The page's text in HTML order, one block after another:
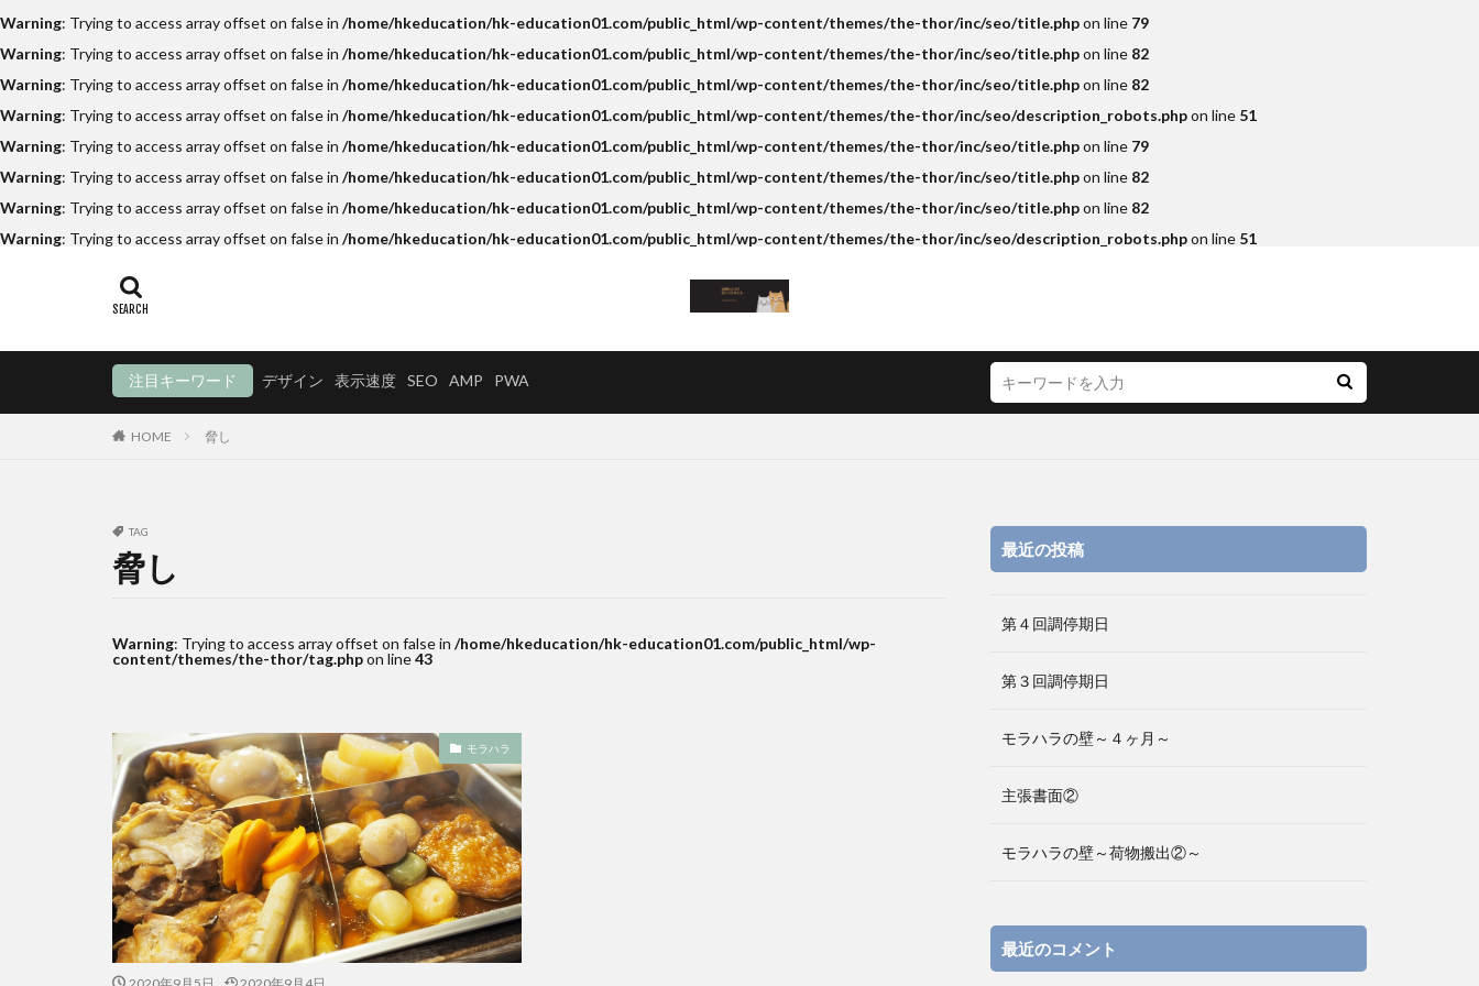
Warning: Trying to access array offset on false in /home/hkeducation/hk-education01.com/public_html/wp-content/themes/the-thor/inc/seo/title.phpon line 79
Warning: Trying to access array offset on false in /home/hkeducation/hk-education01.com/public_html/wp-content/themes/the-thor/inc/seo/title.phpon line 82
Warning: Trying to access array offset on false in /home/hkeducation/hk-education01.com/public_html/wp-content/themes/the-thor/inc/seo/title.phpon line 82
Warning: Trying to access array offset on false in /home/hkeducation/hk-education01.com/public_html/wp-content/themes/the-thor/inc/seo/description_robots.phpon line 51
Warning: Trying to access array offset on false in /home/hkeducation/hk-education01.com/public_html/wp-content/themes/the-thor/inc/seo/title.phpon line 79
Warning: Trying to access array offset on false in /home/hkeducation/hk-education01.com/public_html/wp-content/themes/the-thor/inc/seo/title.phpon line 82
Warning: Trying to access array offset on false in /home/hkeducation/hk-education01.com/public_html/wp-content/themes/the-thor/inc/seo/title.phpon line 82
Warning: Trying to access array offset on false in /home/hkeducation/hk-education01.com/public_html/wp-content/themes/the-thor/inc/seo/description_robots.phpon line 51
注目キーワード デザイン 表示速度 SEO AMP PWA
HOME 脅し
TAG
脅し
Warning: Trying to access array offset on false in /home/hkeducation/hk-education01.com/public_html/wp-
content/themes/the-thor/tag.phpon line43
モラハラ
最近の投稿
第４回調停期日
第３回調停期日
モラハラの壁～４ヶ月～
主張書面②
モラハラの壁～荷物搬出②～
最近のコメント